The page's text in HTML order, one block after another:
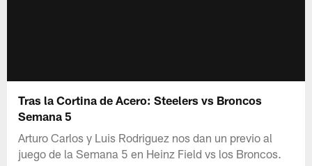
Tras la Cortina de Acero: Steelers vs Broncos
Semana 5
Arturo Carlos y Luis Rodriguez nos dan un previo al
juego de la Semana 5 en Heinz Field vs los Broncos.